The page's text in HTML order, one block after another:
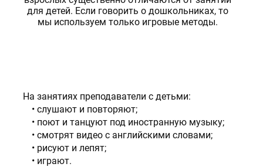
для детей. Если говорить о дошкольниках, то
мы используем только игровые методы.
На занятиях преподаватели с детьми:
слушают и повторяют;
поют и танцуют под иностранную музыку;
смотрят видео с английскими словами;
рисуют и лепят;
играют.